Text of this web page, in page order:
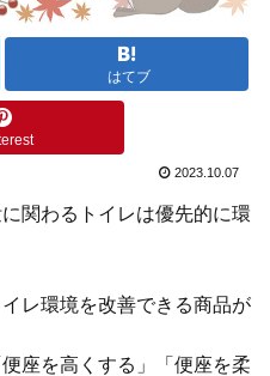
はてブ
2023.10.07
関わるトイレは優先的に環
レ環境を改善できる商品が
座を高くする」「便座を柔